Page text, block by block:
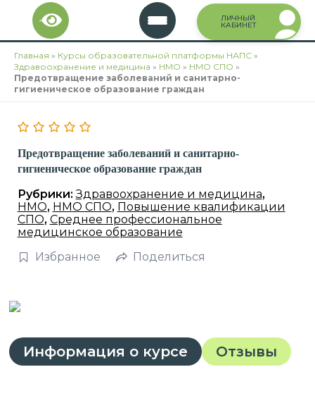
Перейти
содержимому
ЛИЧНЫЙ
КАБИНЕТ
Главная » Курсы образовательной платформы НАПС »
Здравоохранение и медицина » НМО » НМО СПО »
Предотвращение заболеваний и санитарно-
гигиеническое образование граждан
Предотвращение заболеваний и санитарно-
гигиеническое образование граждан
Рубрики:Здравоохранение и медицина,
НМО, НМО СПО, Повышение квалификации
СПО, Среднее профессиональное
медицинское образование
Избранное
Поделиться
Информация о курсе Отзывы